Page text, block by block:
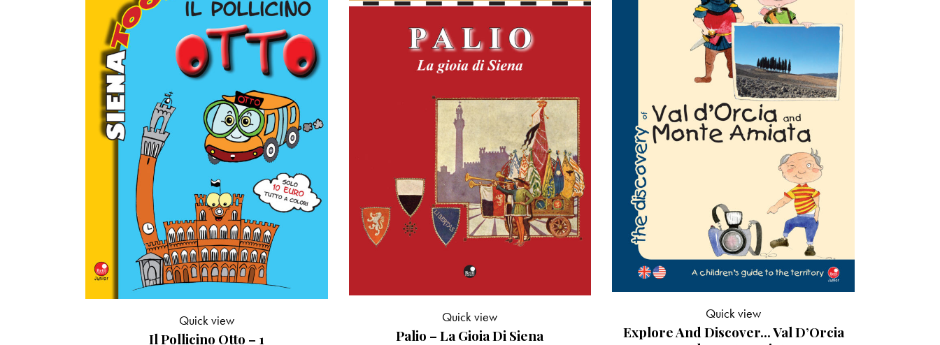
Il Pollicino Otto – 1
Quick view
Palio – La Gioia Di Siena
Quick view
Explore And Discover… Val D’Orcia
Quick view